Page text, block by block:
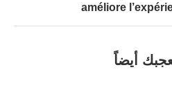
améliore
أيضاً